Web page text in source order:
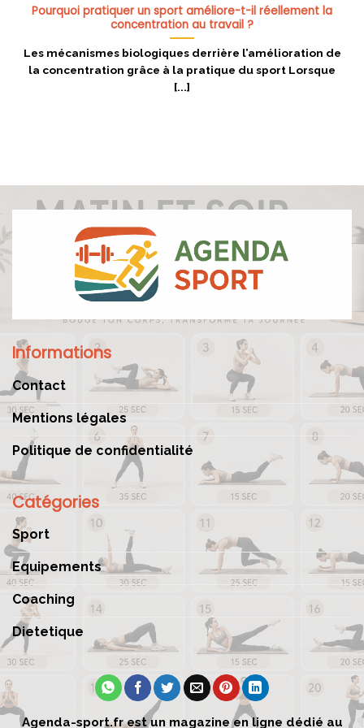
Pourquoi pratiquer un sport améliore-t-il réellement la
concentration au travail ?
Les mécanismes biologiques derrière l’amélioration de
la concentration grâce à la pratique du sport Lorsque
[...]
Informations
Contact
Mentions légales
Politique de confidentialité
Catégories
Sport
Equipements
Coaching
Dietetique
Agenda-sport.fr est un magazine en ligne dédié au